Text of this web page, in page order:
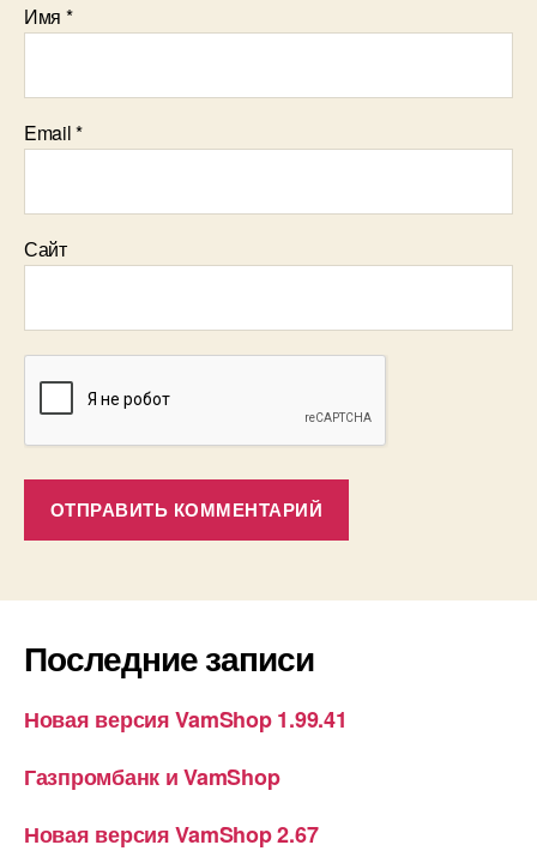
Имя *
Email*
Сайт
Последние записи
Новая версия VamShop 1.99.41
Газпромбанк и VamShop
Новая версия VamShop 2.67